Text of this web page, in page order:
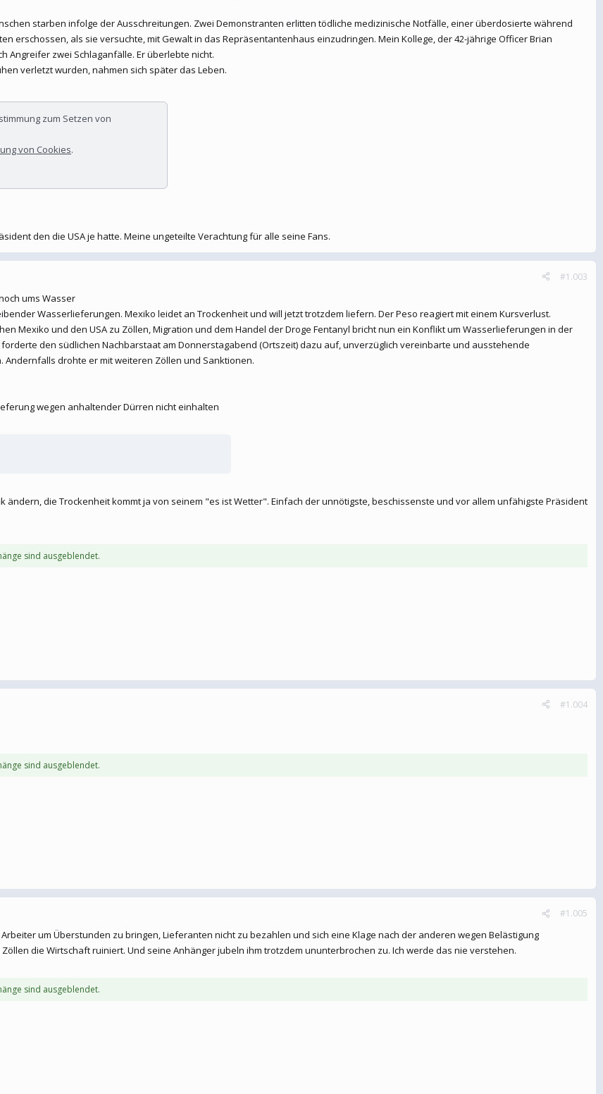
starben infolge der Ausschreitungen. Zwei Demonstranten erlitten tödliche medizinische Notfälle, einer überdosierte während
erschossen, als sie versuchte, mit Gewalt in das Repräsentantenhaus einzudringen. Mein Kollege, der 42-jährige Officer Brian
Angreifer zwei Schlaganfälle. Er überlebte nicht.
verletzt wurden, nahmen sich später das Leben.
zum Setzen von
von Cookies.
den die USA je hatte. Meine ungeteilte Verachtung für alle seine Fans.
#1.003
ums Wasser
Wasserlieferungen. Mexiko leidet an Trockenheit und will jetzt trotzdem liefern. Der Peso reagiert mit einem Kursverlust.
Mexiko und den USA zu Zöllen, Migration und dem Handel der Droge Fentanyl bricht nun ein Konflikt um Wasserlieferungen in der
den südlichen Nachbarstaat am Donnerstagabend (Ortszeit) dazu auf, unverzüglich vereinbarte und ausstehende
drohte er mit weiteren Zöllen und Sanktionen.
wegen anhaltender Dürren nicht einhalten
ändern, die Trockenheit kommt ja von seinem "es ist Wetter". Einfach der unnötigste, beschissenste und vor allem unfähigste Präsident
sind ausgeblendet.
#1.004
sind ausgeblendet.
#1.005
um Überstunden zu bringen, Lieferanten nicht zu bezahlen und sich eine Klage nach der anderen wegen Belästigung
die Wirtschaft ruiniert. Und seine Anhänger jubeln ihm trotzdem ununterbrochen zu. Ich werde das nie verstehen.
sind ausgeblendet.